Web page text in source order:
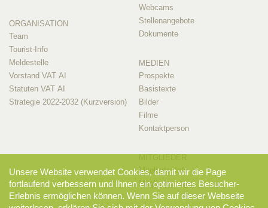
ORGANISATION
Team
Tourist-Info
Meldestelle
Vorstand VAT AI
Statuten VAT AI
Strategie 2022-2032 (Kurzversion)
Webcams
Stellenangebote
Dokumente
MEDIEN
Prospekte
Basistexte
Bilder
Filme
Kontaktperson
Mitglieder-Info
Mitglieder-Login
Unsere Website verwendet Cookies, damit wir die Page
fortlaufend verbessern und Ihnen ein optimiertes Besucher-
Erlebnis ermöglichen können. Wenn Sie auf dieser Webseite